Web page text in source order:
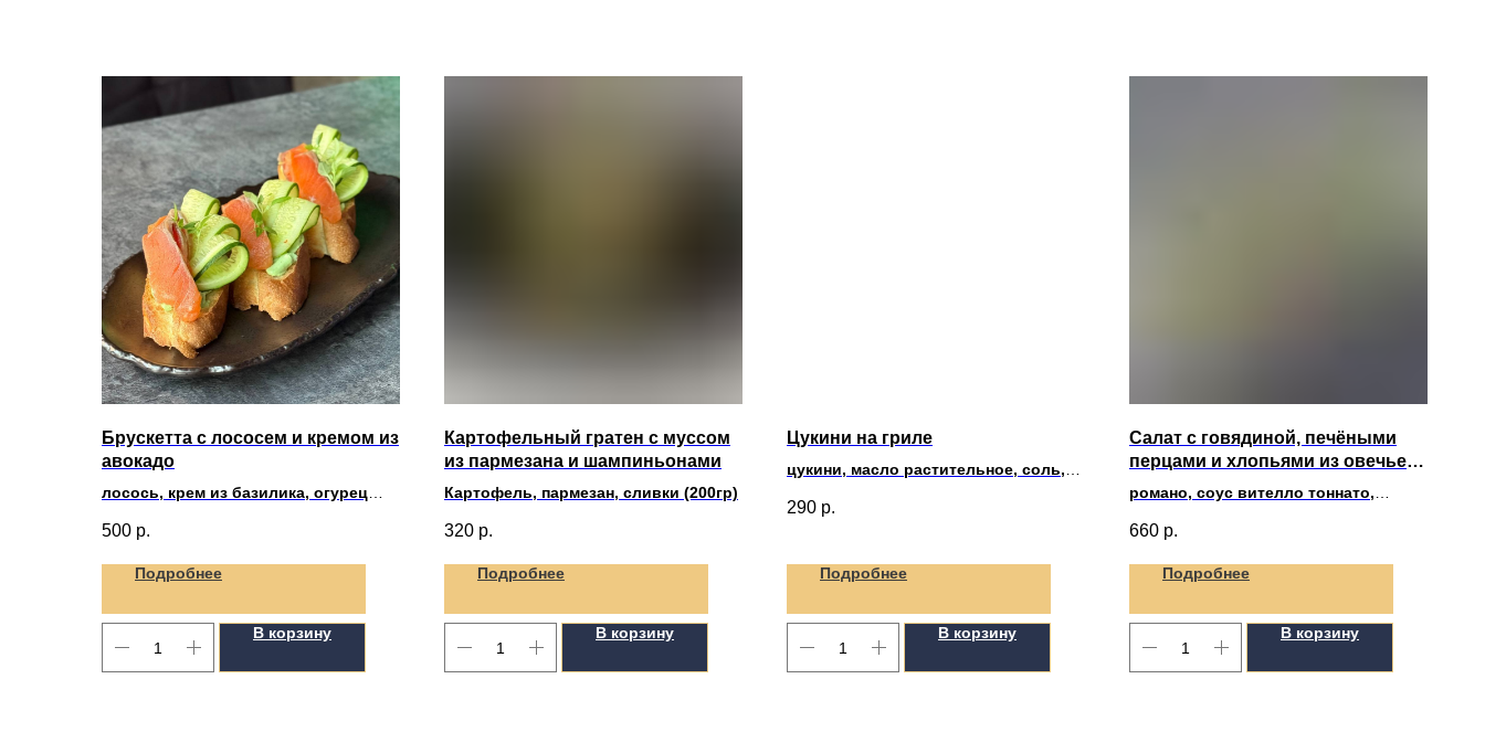
Брускетта с лососем и кремом из
авокадо
лосось, крем из базилика, огурец
500 р.
Подробнее
В корзину
Картофельный гратен с муссом
из пармезана и шампиньонами
Картофель, пармезан, сливки (200гр)
320 р.
Подробнее
В корзину
Цукини на гриле
цукини, масло растительное, соль,
290 р.
Подробнее
В корзину
Салат с говядиной, печёными
перцами и хлопьями из овечьего
романо, соус вителло тоннато,
печеный перец
660 р.
Подробнее
В корзину